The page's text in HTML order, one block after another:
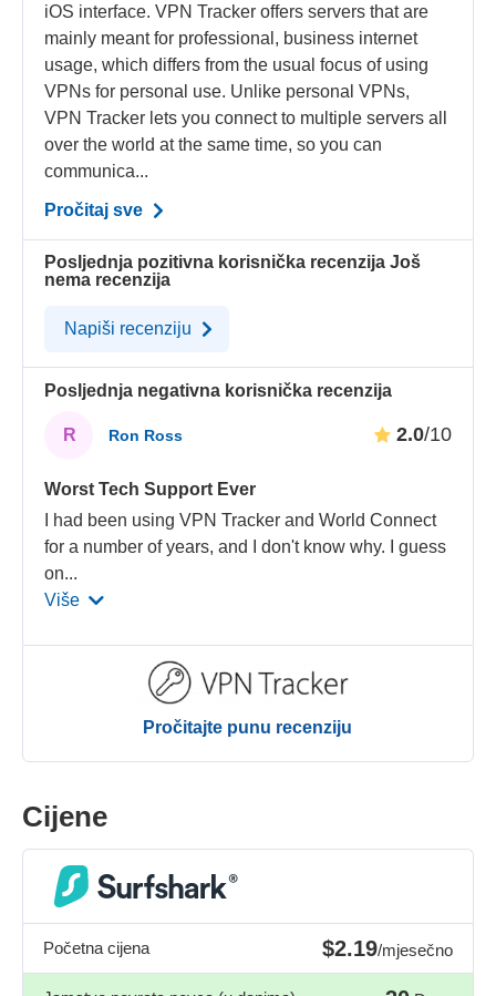
iOS interface. VPN Tracker offers servers that are
mainly meant for professional, business internet
usage, which differs from the usual focus of using
VPNs for personal use. Unlike personal VPNs,
VPN Tracker lets you connect to multiple servers all
over the world at the same time, so you can
communica...
Pročitaj sve
Posljednja pozitivna korisnička recenzija Još
nema recenzija
Napiši recenziju
Posljednja negativna korisnička recenzija
R Ron Ross 2.0/10
Worst Tech Support Ever
I had been using VPN Tracker and World Connect
for a number of years, and I don't know why. I guess
on...
Više
Pročitajte punu recenziju
Cijene
Početna cijena $2.19/mjesečno